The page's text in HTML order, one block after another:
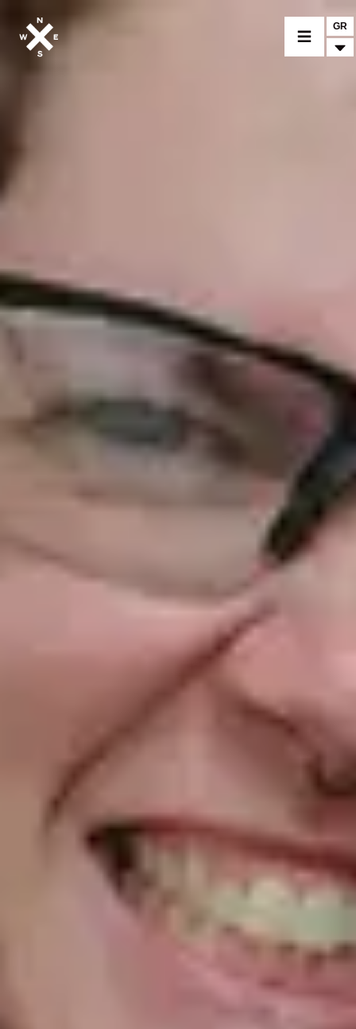
ΑΝΑΖΗΤΗΣΤΕ ΕΝΑΝ ΕΜΠΟΡΟ
ΑΞΕΣΟΥΑΡ
ΠΡΟΪΟΝΤΑ
NEWSLETTER
ΕΠΙΚΟΙΝΩΝΙΑ
GR